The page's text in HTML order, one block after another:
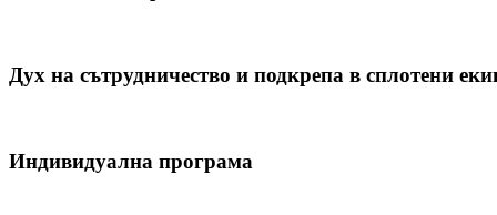
Дух на сътрудничество и подкрепа в сплотени
Индивидуална програма